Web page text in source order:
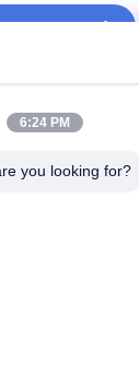
на сторону
6:24 PM
you looking for?